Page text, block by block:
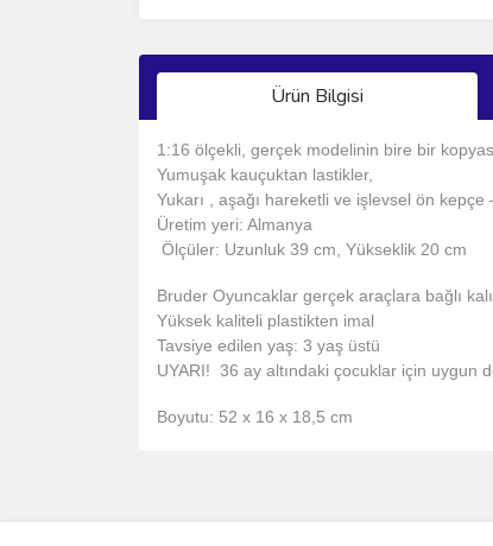
Ürün Bilgisi
1:16 ölçekli, gerçek modelinin bire bir
Yumuşak kauçuktan lastikler,
Yukarı , aşağı hareketli ve işlevsel ön
Üretim yeri: Almanya
Ölçüler: Uzunluk 39 cm, Yükseklik 20 cm
Bruder Oyuncaklar gerçek araçlara bağlı
Yüksek kaliteli plastikten imal
Tavsiye edilen yaş: 3 yaş üstü
UYARI! 36 ay altındaki çocuklar için uygun
Boyutu: 52 x 16 x 18,5 cm